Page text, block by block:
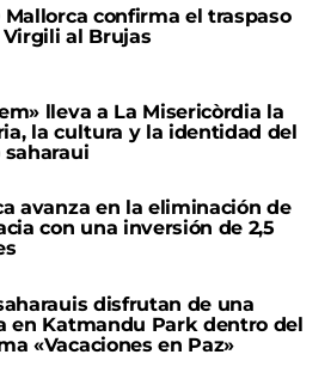
Mallorca confirma el traspaso
Virgili al Brujas
lleva a La Misericòrdia la
la cultura y la identidad del
saharaui
avanza en la eliminación de
con una inversión de 2,5
disfrutan de una
en Katmandu Park dentro del
«Vacaciones en Paz»